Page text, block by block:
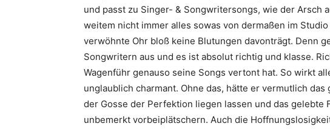
und passt zu Singer- & Songwritersongs, wie der Arsch
weitem nicht immer alles sowas von dermaßen im
verwöhnte Ohr bloß keine Blutungen davonträgt. Denn
Songwritern aus und es ist absolut richtig und klasse.
Wagenführ genauso seine Songs vertont hat. So wirkt
unglaublich charmant. Ohne das, hätte er vermutlich das
der Gosse der Perfektion liegen lassen und das gelebte
unbemerkt vorbeiplätschern. Auch die